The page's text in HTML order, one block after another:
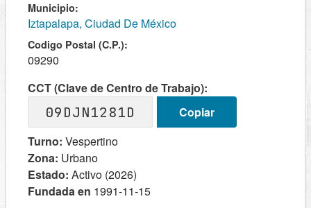
Municipio:
Iztapalapa, Ciudad De México
Codigo Postal (C.P.):
09290
CCT (Clave de Centro de Trabajo):
09DJN1281D
Copiar
Turno: Vespertino
Zona: Urbano
Estado: Activo (2026)
Fundada en 1991-11-15